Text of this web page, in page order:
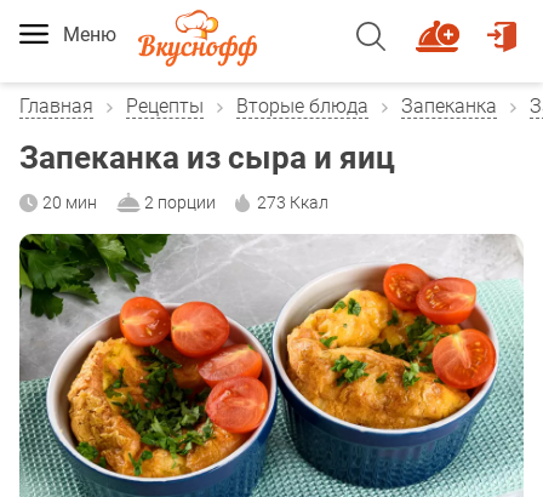
Меню
Главная Рецепты Вторые блюда Запеканка
Запеканка из сыра и яиц
20 мин 2 порции 273 Ккал